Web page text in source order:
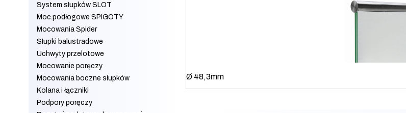
System słupków SLOT
Moc.podłogowe SPIGOTY
Mocowania Spider
Słupki balustradowe
Uchwyty przelotowe
Mocowanie poręczy
Mocowania boczne słupków
Kolana i łączniki
Podpory poręczy
Ø 48,3mm